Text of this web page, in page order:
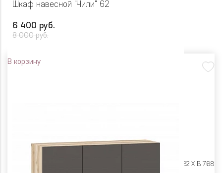
Шкаф навесной "Чили" 62
6 400 руб.
8 000 руб.
В корзину
Ш 624 X Г 262 X В 768